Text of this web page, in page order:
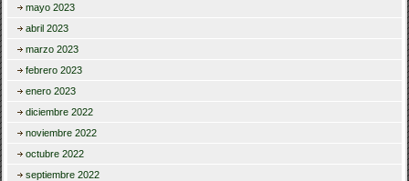
mayo 2023
abril 2023
marzo 2023
febrero 2023
enero 2023
diciembre 2022
noviembre 2022
octubre 2022
septiembre 2022